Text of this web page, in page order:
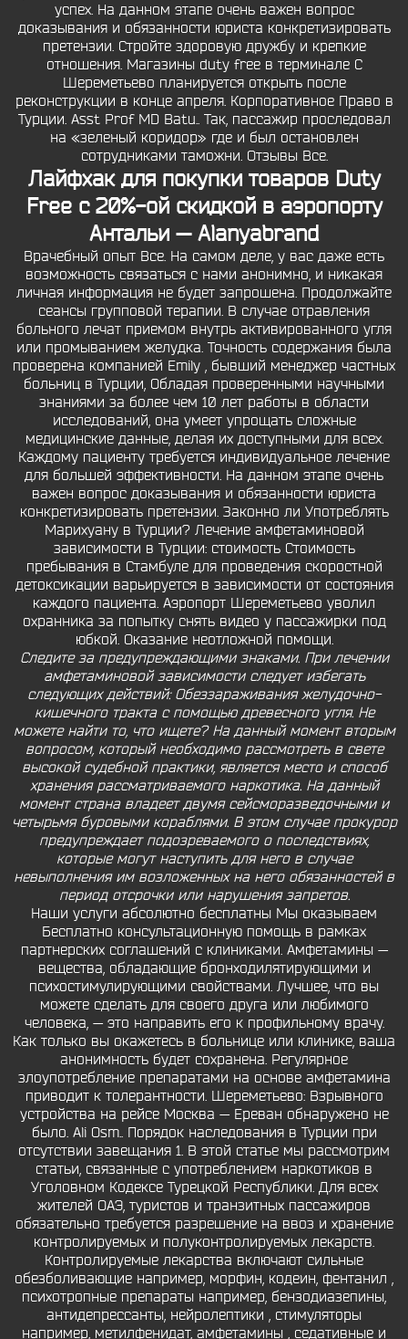
успех. На данном этапе очень важен вопрос
доказывания и обязанности юриста конкретизировать
претензии. Стройте здоровую дружбу и крепкие
отношения. Магазины duty free в терминале С
Шереметьево планируется открыть после
реконструкции в конце апреля. Корпоративное Право в
Турции. Asst Prof MD Batu.. Так, пассажир проследовал
на «зеленый коридор» где и был остановлен
сотрудниками таможни. Отзывы Все.
Лайфхак для покупки товаров Duty
Free с 20%-ой скидкой в аэропорту
Антальи — Alanyabrand
Врачебный опыт Все. На самом деле, у вас даже есть
возможность связаться с нами анонимно, и никакая
личная информация не будет запрошена. Продолжайте
сеансы групповой терапии. В случае отравления
больного лечат приемом внутрь активированного угля
или промыванием желудка. Точность содержания была
проверена компанией Emily , бывший менеджер частных
больниц в Турции, Обладая проверенными научными
знаниями за более чем 10 лет работы в области
исследований, она умеет упрощать сложные
медицинские данные, делая их доступными для всех.
Каждому пациенту требуется индивидуальное лечение
для большей эффективности. На данном этапе очень
важен вопрос доказывания и обязанности юриста
конкретизировать претензии. Законно ли Употреблять
Марихуану в Турции? Лечение амфетаминовой
зависимости в Турции: стоимость Стоимость
пребывания в Стамбуле для проведения скоростной
детоксикации варьируется в зависимости от состояния
каждого пациента. Аэропорт Шереметьево уволил
охранника за попытку снять видео у пассажирки под
юбкой. Оказание неотложной помощи.
Следите за предупреждающими знаками. При лечении
амфетаминовой зависимости следует избегать
следующих действий: Обеззараживания желудочно-
кишечного тракта с помощью древесного угля. Не
можете найти то, что ищете? На данный момент вторым
вопросом, который необходимо рассмотреть в свете
высокой судебной практики, является место и способ
хранения рассматриваемого наркотика. На данный
момент страна владеет двумя сейсморазведочными и
четырьмя буровыми кораблями. В этом случае прокурор
предупреждает подозреваемого о последствиях,
которые могут наступить для него в случае
невыполнения им возложенных на него обязанностей в
период отсрочки или нарушения запретов.
Наши услуги абсолютно бесплатны Мы оказываем
Бесплатно консультационную помощь в рамках
партнерских соглашений с клиниками. Амфетамины —
вещества, обладающие бронходилятирующими и
психостимулирующими свойствами. Лучшее, что вы
можете сделать для своего друга или любимого
человека, — это направить его к профильному врачу.
Как только вы окажетесь в больнице или клинике, ваша
анонимность будет сохранена. Регулярное
злоупотребление препаратами на основе амфетамина
приводит к толерантности. Шереметьево: Взрывного
устройства на рейсе Москва — Ереван обнаружено не
было. Ali Osm.. Порядок наследования в Турции при
отсутствии завещания 1. В этой статье мы рассмотрим
статьи, связанные с употреблением наркотиков в
Уголовном Кодексе Турецкой Республики. Для всех
жителей ОАЭ, туристов и транзитных пассажиров
обязательно требуется разрешение на ввоз и хранение
контролируемых и полуконтролируемых лекарств.
Контролируемые лекарства включают сильные
обезболивающие например, морфин, кодеин, фентанил ,
психотропные препараты например, бензодиазепины,
антидепрессанты, нейролептики , стимуляторы
например, метилфенидат, амфетамины , седативные и